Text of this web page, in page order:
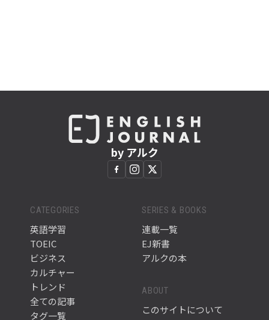
by アルク
CATEGORIES
英語学習
TOEIC
ビジネス
カルチャー
トレンド
全ての記事
タグ一覧
SERIES & BOOKS
連載一覧
EJ新書
アルクの本
ABOUT
このサイトについて